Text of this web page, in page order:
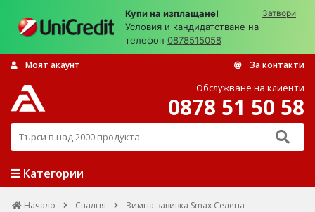
Купи на изплащане!
Условия и кандидатстване на
телефон 0878515058
Затвори
Моят акаунт За контакти
Търси в над 2000 продукта
Обслужване на клиенти
0878 51 50 58
Категории
Начало Спалня Зимна завивка Smax Селена